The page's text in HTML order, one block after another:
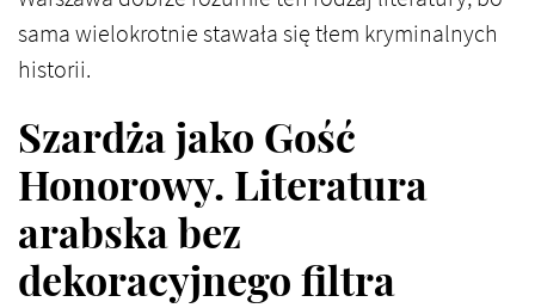
sama wielokrotnie stawała się tłem kryminalnych
historii.
Szardża jako Gość
Honorowy. Literatura
arabska bez
dekoracyjnego filtra